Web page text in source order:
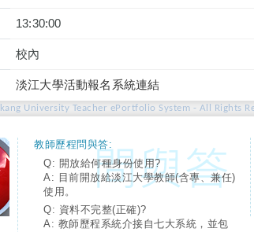
13:30:00
校內
淡江大學活動報名系統連結
University Teacher ePortfolio System - All Rights
教師歷程問與答:
Q: 開放給何種身份使用?
A: 目前開放給淡江大學教師(含專、兼任)
使用。
Q: 資料不完整(正確)?
A: 教師歷程系統介接自七大系統，並包